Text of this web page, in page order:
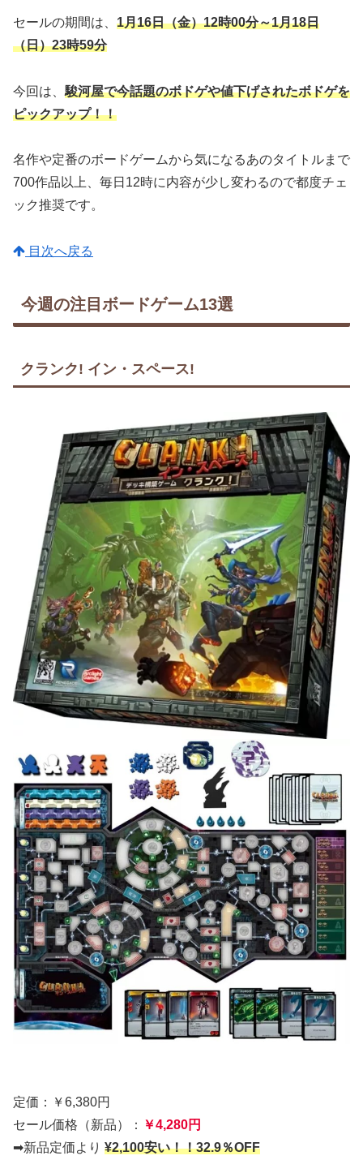
セールの期間は、 1月16日（金）12時00分～1月18日
（日）23時59分
今回は、 駿河屋で今話題のボドゲや値下げされたボドゲを
ピックアップ！！
名作や定番のボードゲームから気になるあのタイトルまで
700作品以上、毎日12時に内容が少し変わるので都度チェ
ック推奨です。
目次へ戻る
今週の注目ボードゲーム13選
クランク! イン・スペース!
定価：￥6,380円
セール価格（新品）： ￥4,280円
➡新品定価より ¥2,100安い！！32.9％OFF